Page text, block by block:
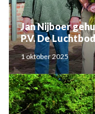
Jan Nijboer
P.V. De
1 oktober 2025